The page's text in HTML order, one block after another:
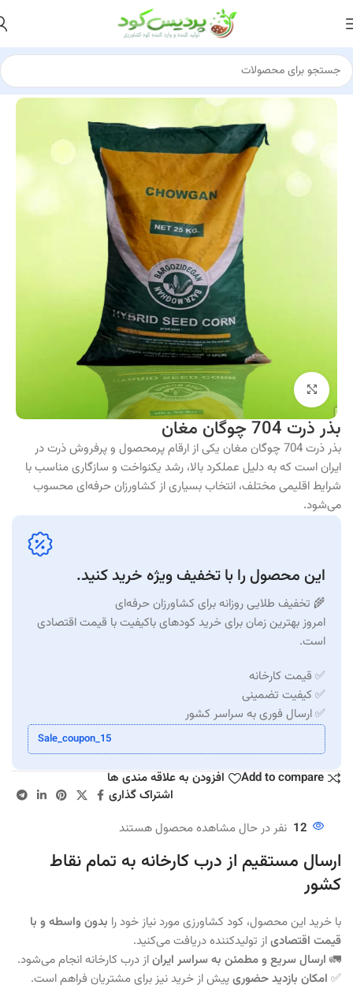
خانه بذر ذرت هیبرید بذر ذرت 704
برای بزرگنمایی کلیک کنید
بذر ذرت 704 چوگان مغان
بذر ذرت 704 چوگان مغان یکی از ارقام پرمحصول و پرفروش ذرت در
ایران است که به دلیل عملکرد بالا، رشد یکنواخت و سازگاری مناسب با
شرایط اقلیمی مختلف، انتخاب بسیاری از کشاورزان حرفه‌ای محسوب
می‌شود.
این محصول را با تخفیف ویژه خرید کنید.
🌾 تخفیف طلایی روزانه برای کشاورزان حرفه‌ای
امروز بهترین زمان برای خرید کودهای باکیفیت با قیمت اقتصادی
است.
✅ قیمت کارخانه
✅ کیفیت تضمینی
✅ ارسال فوری به سراسر کشور
Sale_coupon_15
Add to compare
افزودن به علاقه مندی ها
اشتراک گذاری
12 نفر در حال مشاهده محصول هستند
ارسال مستقیم از درب کارخانه به تمام نقاط
کشور
با خرید این محصول، کود کشاورزی مورد نیاز خود را بدون واسطه و با
قیمت اقتصادیاز تولیدکننده دریافت می‌کنید.
🚛 ارسال سریع و مطمئن به سراسر ایراناز درب کارخانه انجام می‌شود.
✅ امکان بازدید حضوریپیش از خرید نیز برای مشتریان فراهم است.
مشتری آقای صادقی 30 تن از قم
35 ساعت پیش